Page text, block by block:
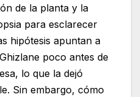
de la planta y la
para esclarecer
hipótesis apuntan a
poco antes de
lo que la dejó
Sin embargo, cómo